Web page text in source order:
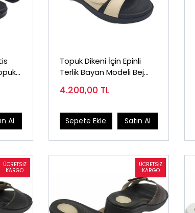
Al
Topuk Dikeni İçin Epinli
Terlik Bayan Modeli Bej
4.200,00 TL
Sepete Ekle Satın Al